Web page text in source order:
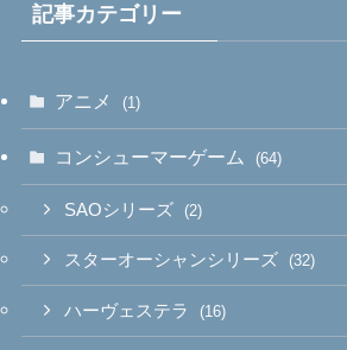
記事カテゴリー
アニメ (1)
コンシューマーゲーム (64)
SAOシリーズ (2)
スターオーシャンシリーズ (32)
ハーヴェステラ (16)